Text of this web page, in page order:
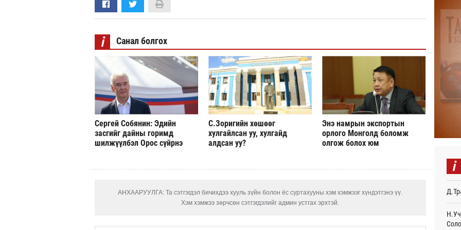
i Санал болгох
Сергей Собянин: Эдийн
засгийг дайны горимд
шилжүүлбэл Орос сүйрнэ
С.Зоригийн хөшөөг
хулгайлсан уу, хулгайд
алдсан уу?
Энэ намрын экспортын
орлого Монголд боломж
олгож болох юм
АНХААРУУЛГА: Та сэтгэгдэл бичихдээ хууль зүйн болон ёс суртахууны хэм хэмжээг хүндэтгэнэ үү.
Хэм хэмжээ зөрчсөн сэтгэгдэлийг админ устгах эрхтэй.
i